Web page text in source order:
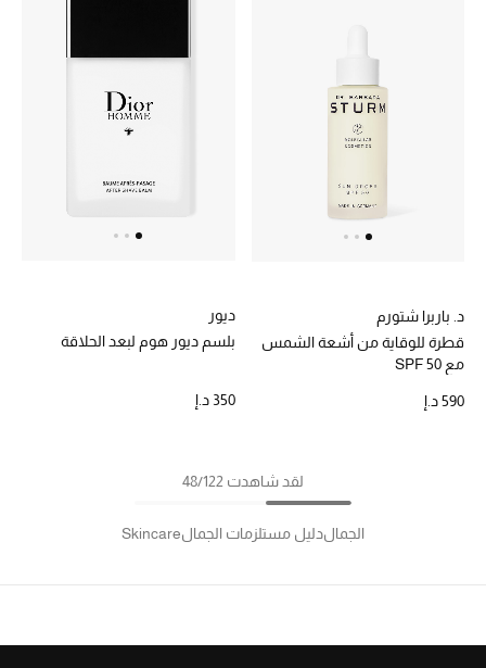
د. باربرا شتورم
قطرة للوقاية من أشعة الشمس
مع SPF 50
590 د.إ
ديور
بلسم ديور هوم لبعد الحلاقة
350 د.إ
لقد شاهدت 48/122
الجمالدليل مستلزمات الجمالSkincare